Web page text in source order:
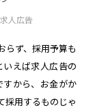
人広告
らず、採用予算も
えば求人広告の
すから、お金がか
採用するものじゃ